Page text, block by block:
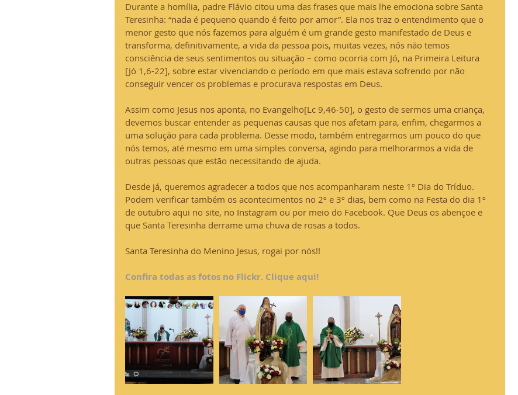
Durante a homília, padre Flávio citou uma das frases que mais lhe emociona sobre Santa
Teresinha: “nada é pequeno quando é feito por amor”. Ela nos traz o entendimento que o
menor gesto que nós fazemos para alguém é um grande gesto manifestado de Deus e
transforma, definitivamente, a vida da pessoa pois, muitas vezes, nós não temos
consciência de seus sentimentos ou situação – como ocorria com Jó, na Primeira Leitura
[Jó 1,6-22], sobre estar vivenciando o período em que mais estava sofrendo por não
conseguir vencer os problemas e procurava respostas em Deus.
Assim como Jesus nos aponta, no Evangelho[Lc 9,46-50], o gesto de sermos uma criança,
devemos buscar entender as pequenas causas que nos afetam para, enfim, chegarmos a
uma solução para cada problema. Desse modo, também entregarmos um pouco do que
nós temos, até mesmo em uma simples conversa, agindo para melhorarmos a vida de
outras pessoas que estão necessitando de ajuda.
Desde já, queremos agradecer a todos que nos acompanharam neste 1º Dia do Tríduo.
Podem verificar também os acontecimentos no 2º e 3º dias, bem como na Festa do dia 1º
de outubro aqui no site, no Instagram ou por meio do Facebook. Que Deus os abençoe e
que Santa Teresinha derrame uma chuva de rosas a todos.
Santa Teresinha do Menino Jesus, rogai por nós!!
Confira todas as fotos no Flickr. Clique aqui!